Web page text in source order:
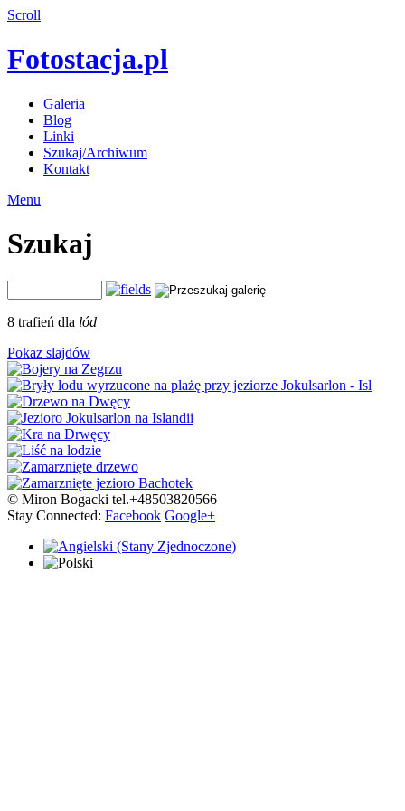
Scroll
Fotostacja.pl
Galeria
Blog
Linki
Szukaj/Archiwum
Kontakt
Menu
Szukaj
8 trafień dla lód
Pokaz slajdów
© Miron Bogacki tel.+48503820566
Stay Connected: Facebook Google+